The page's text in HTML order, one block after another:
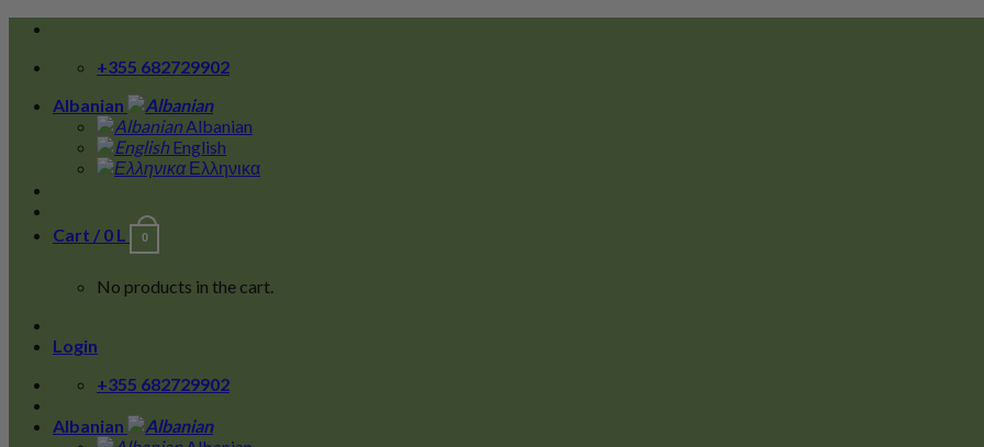
Skip
content
+355 682729902
Albanian
Albanian
English
Ελληνικα
Cart / 0 L 0
No products in the cart.
Login
+355 682729902
Albanian